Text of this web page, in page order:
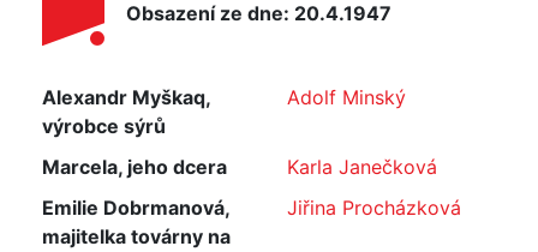
Obsazení ze dne: 20.4.1947
Alexandr Myškaq,
výrobce sýrů
Adolf Minský
Marcela, jeho dcera
Karla Janečková
Emilie Dobrmanová,
majitelka továrny na
Jiřina Procházková